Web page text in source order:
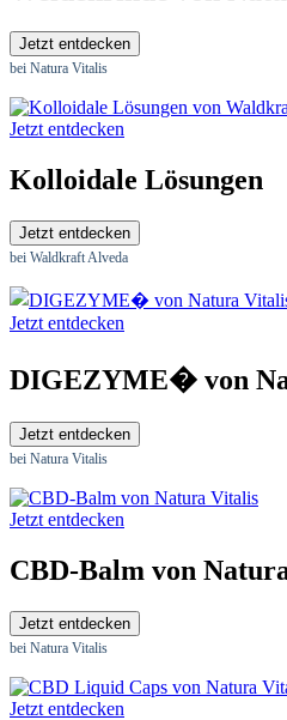
Jetzt entdecken
bei Natura Vitalis
Jetzt entdecken
Kolloidale Lösungen
Jetzt entdecken
bei Waldkraft Alveda
Jetzt entdecken
DIGEZYME� von
Jetzt entdecken
bei Natura Vitalis
Jetzt entdecken
CBD-Balm von
Jetzt entdecken
bei Natura Vitalis
Jetzt entdecken